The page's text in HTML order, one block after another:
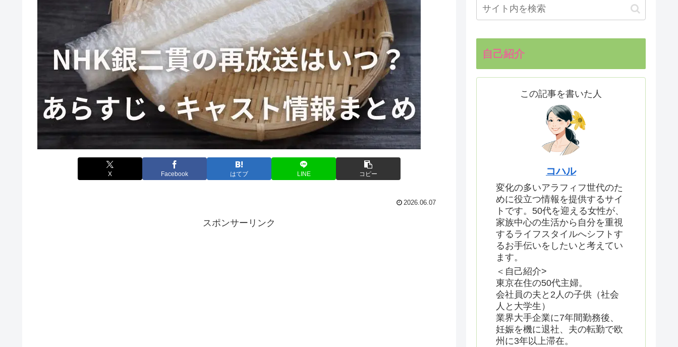
X Facebook はてブ LINE コピー
2026.06.07
スポンサーリンク
自己紹介
この記事を書いた人
コハル
変化の多いアラフィフ世代のた
めに役立つ情報を提供するサイ
トです。50代を迎える女性が、
家族中心の生活から自分を重視
するライフスタイルへシフトす
るお手伝いをしたいと考えてい
ます。
＜自己紹介>
東京在住の50代主婦。
会社員の夫と2人の子供（社会
人と大学生）
業界大手企業に7年間勤務後、
妊娠を機に退社、夫の転勤で欧
州に3年以上滞在。